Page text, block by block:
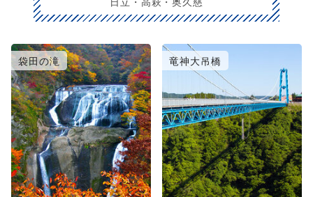
袋田の滝 竜神大吊橋